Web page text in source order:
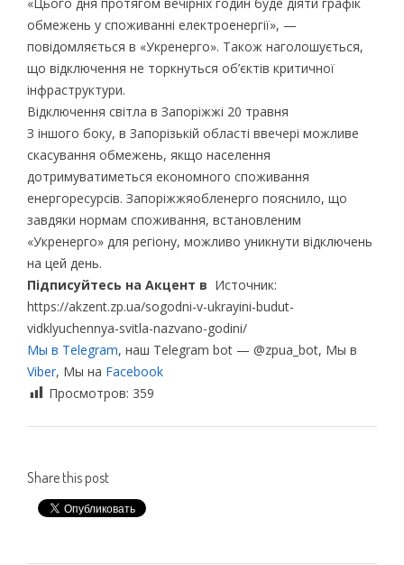
обмежень у споживанні електроенергії», —
повідомляється в «Укренерго». Також наголошується,
що відключення не торкнуться об’єктів критичної
інфраструктури.
Відключення світла в Запоріжжі 20 травня
З іншого боку, в Запорізькій області ввечері можливе
скасування обмежень, якщо населення
дотримуватиметься економного споживання
енергоресурсів. Запоріжжяобленерго пояснило, що
завдяки нормам споживання, встановленим
«Укренерго» для регіону, можливо уникнути відключень
на цей день.
Підписуйтесь на Акцент в Источник:
https://akzent.zp.ua/sogodni-v-ukrayini-budut-
vidklyuchennya-svitla-nazvano-godini/
Мы в Telegram, наш Telegram bot — @zpua_bot, Мы в
Viber, Мы на Facebook
Просмотров: 359
Share this post